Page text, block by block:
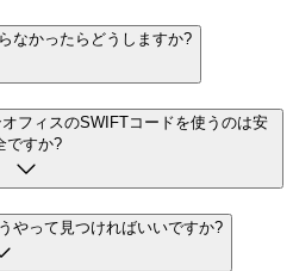
なかったらどうしますか?
フィスのSWIFTコードを使うのは安
ですか?
やって見つければいいですか?